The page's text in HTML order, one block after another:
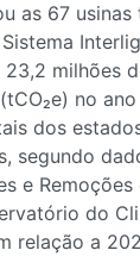
as 67
milhões
no
dos
segundo
e
do
relação a